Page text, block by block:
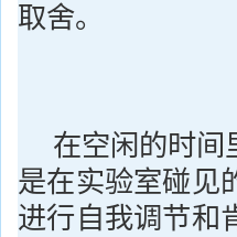
取舍。
在空闲的时间
是在实验室碰见
进行自我调节和